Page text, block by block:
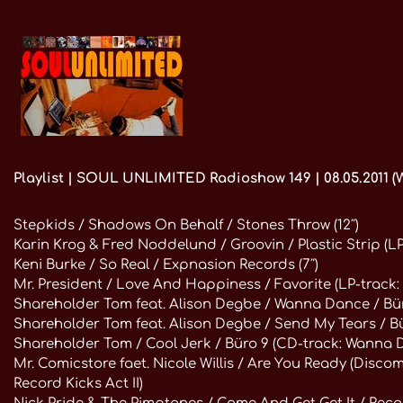
Playlist | SOUL UNLIMITED Radioshow 149 | 08.05.2011
Stepkids / Shadows On Behalf / Stones Throw (12″)
Karin Krog & Fred Noddelund / Groovin / Plastic Strip
Keni Burke / So Real / Expnasion Records (7″)
Mr. President / Love And Happiness / Favorite (LP-
Shareholder Tom feat. Alison Degbe / Wanna Dance /
Shareholder Tom feat. Alison Degbe / Send My Tears /
Shareholder Tom / Cool Jerk / Büro 9 (CD-track: Wanna
Mr. Comicstore faet. Nicole Willis / Are You Ready
Record Kicks Act II)